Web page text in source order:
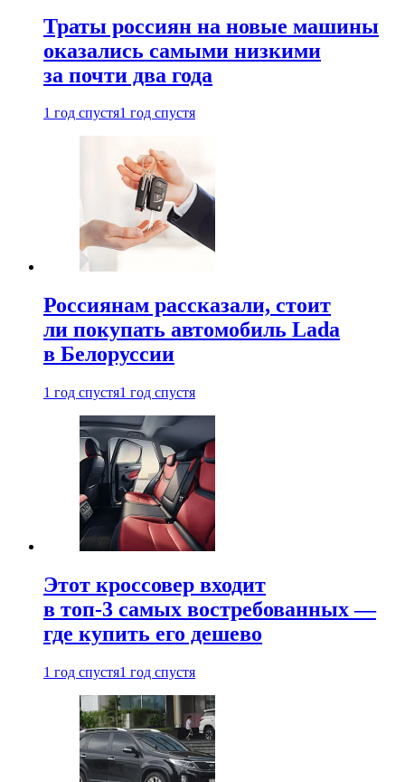
Траты россиян на новые машины
оказались самыми низкими
за почти два года
1 год спустя1 год спустя
Россиянам рассказали, стоит
ли покупать автомобиль Lada
в Белоруссии
1 год спустя1 год спустя
Этот кроссовер входит
в топ-3 самых востребованных —
где купить его дешево
1 год спустя1 год спустя